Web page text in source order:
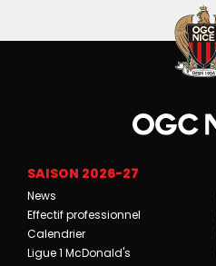
SAISON 2026-27
News
Effectif professionnel
Calendrier
Ligue 1 McDonald's